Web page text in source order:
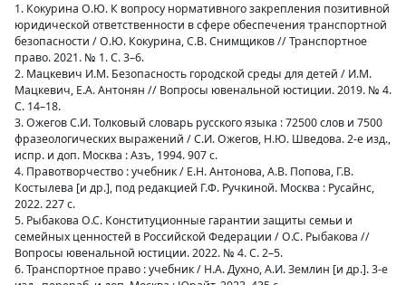
1. Кокурина О.Ю. К вопросу нормативного закрепления позитивной
юридической ответственности в сфере обеспечения транспортной
безопасности / О.Ю. Кокурина, С.В. Снимщиков // Транспортное
право. 2021. № 1. С. 3–6.
2. Мацкевич И.М. Безопасность городской среды для детей / И.М.
Мацкевич, Е.А. Антонян // Вопросы ювенальной юстиции. 2019. № 4.
С. 14–18.
3. Ожегов С.И. Толковый словарь русского языка : 72500 слов и 7500
фразеологических выражений / С.И. Ожегов, Н.Ю. Шведова. 2-е изд.,
испр. и доп. Москва : Азъ, 1994. 907 с.
4. Правотворчество : учебник / Е.Н. Антонова, А.В. Попова, Г.В.
Костылева [и др.], под редакцией Г.Ф. Ручкиной. Москва : Русайнс,
2022. 227 с.
5. Рыбакова О.С. Конституционные гарантии защиты семьи и
семейных ценностей в Российской Федерации / О.С. Рыбакова //
Вопросы ювенальной юстиции. 2022. № 4. С. 2–5.
6. Транспортное право : учебник / Н.А. Духно, А.И. Землин [и др.]. 3-е